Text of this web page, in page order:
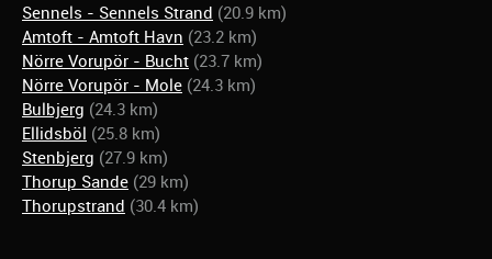
Sennels - Sennels Strand (20.9 km)
Amtoft - Amtoft Havn (23.2 km)
Nörre Vorupör - Bucht (23.7 km)
Nörre Vorupör - Mole (24.3 km)
Bulbjerg (24.3 km)
Ellidsböl (25.8 km)
Stenbjerg (27.9 km)
Thorup Sande (29 km)
Thorupstrand (30.4 km)